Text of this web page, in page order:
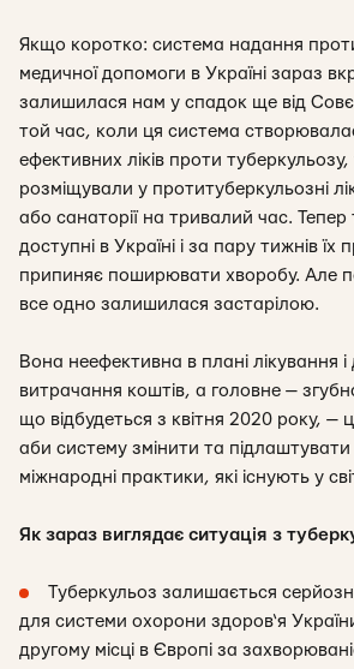
Якщо коротко: система надання
медичної допомоги в Україні зараз
залишилася нам у спадок ще від
той час, коли ця система
ефективних ліків проти туберкульозу,
розміщували у протитуберкульозні
або санаторії на тривалий час. Тепер
доступні в Україні і за пару тижнів
припиняє поширювати хворобу. Але
все одно залишилася застарілою.
Вона неефективна в плані лікування і
витрачання коштів, а головне —
що відбудеться з квітня 2020 року, —
аби систему змінити та підлаштувати
міжнародні практики, які існують у
Як зараз виглядає ситуація з
Туберкульоз залишається
для системи охорони здоров‘я
другому місці в Європі за